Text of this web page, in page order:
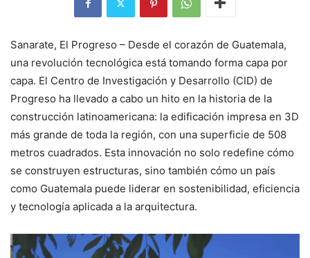
Sanarate, El Progreso – Desde el corazón de Guatemala,
una revolución tecnológica está tomando forma capa por
capa. El Centro de Investigación y Desarrollo (CID) de
Progreso ha llevado a cabo un hito en la historia de la
construcción latinoamericana: la edificación impresa en 3D
más grande de toda la región, con una superficie de 508
metros cuadrados. Esta innovación no solo redefine cómo
se construyen estructuras, sino también cómo un país
como Guatemala puede liderar en sostenibilidad, eficiencia
y tecnología aplicada a la arquitectura.